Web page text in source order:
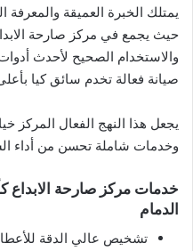
يمتلك الخبرة العميقة والمعرفة
حيث يجمع في مركز صارحة
والاستخدام الصحيح لأحدث
صيانة فعالة تخدم سائق كيا
يجعل هذا النهج الفعال المركز
وخدمات شاملة تحسن من أداء
خدمات مركز صارحة الابداع
الدمام
تشخيص عالي الدقة